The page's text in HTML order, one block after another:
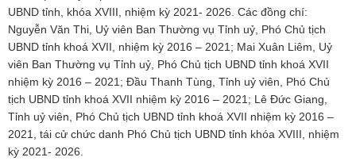
UBND tỉnh, khóa XVIII, nhiệm kỳ 2021- 2026. Các đồng chí:
Nguyễn Văn Thi, Uỷ viên Ban Thường vụ Tỉnh uỷ, Phó Chủ tịch
UBND tỉnh khoá XVII, nhiệm kỳ 2016 – 2021; Mai Xuân Liêm, Uỷ
viên Ban Thường vụ Tỉnh uỷ, Phó Chủ tịch UBND tỉnh khoá XVII
nhiệm kỳ 2016 – 2021; Đầu Thanh Tùng, Tỉnh uỷ viên, Phó Chủ
tịch UBND tỉnh khoá XVII nhiệm kỳ 2016 – 2021; Lê Đức Giang,
Tỉnh uỷ viên, Phó Chủ tịch UBND tỉnh khoá XVII nhiệm kỳ 2016 –
2021, tái cử chức danh Phó Chủ tịch UBND tỉnh khóa XVIII, nhiệm
kỳ 2021- 2026.